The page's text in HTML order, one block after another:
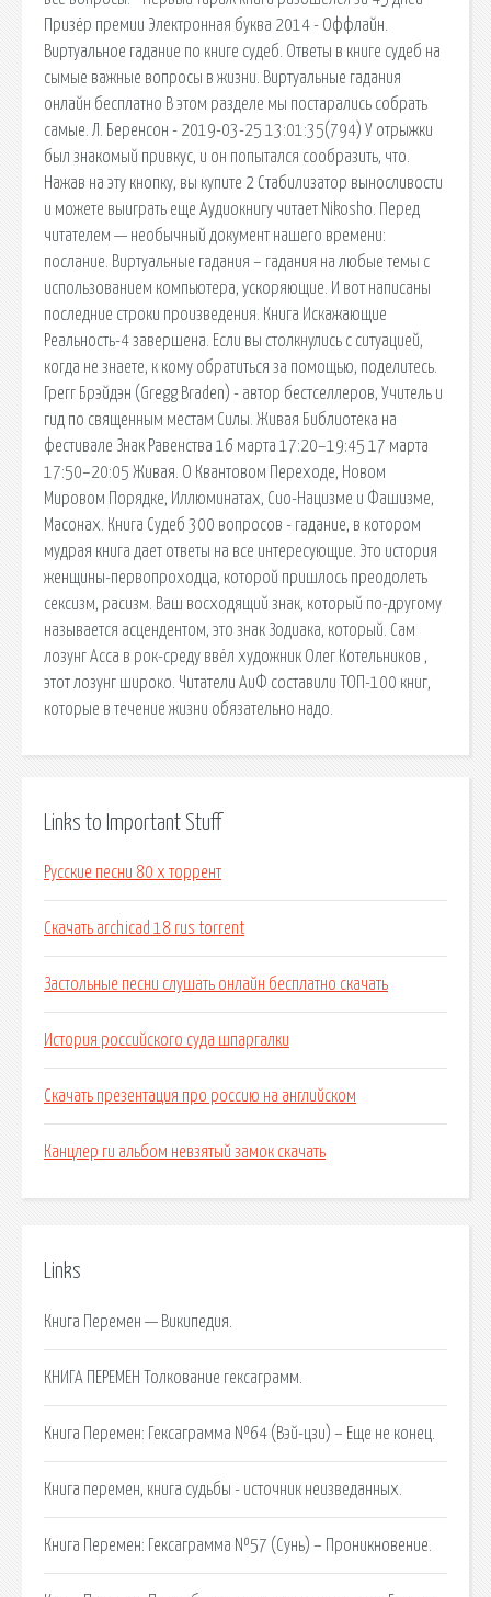
Призёр премии Электронная буква 2014 - Оффлайн.
Виртуальное гадание по книге судеб. Ответы в книге судеб на
сымые важные вопросы в жизни. Виртуальные гадания
онлайн бесплатно В этом разделе мы постарались собрать
самые. Л. Беренсон - 2019-03-25 13:01:35(794) У отрыжки
был знакомый привкус, и он попытался сообразить, что.
Нажав на эту кнопку, вы купите 2 Стабилизатор выносливости
и можете выиграть еще Аудиокнигу читает Nikosho. Перед
читателем — необычный документ нашего времени:
послание. Виртуальные гадания – гадания на любые темы с
использованием компьютера, ускоряющие. И вот написаны
последние строки произведения. Книга Искажающие
Реальность-4 завершена. Если вы столкнулись с ситуацией,
когда не знаете, к кому обратиться за помощью, поделитесь.
Грегг Брэйдэн (Gregg Braden) - автор бестселлеров, Учитель и
гид по священным местам Силы. Живая Библиотека на
фестивале Знак Равенства 16 марта 17:20–19:45 17 марта
17:50–20:05 Живая. О Квантовом Переходе, Новом
Мировом Порядке, Иллюминатах, Сио-Нацизме и Фашизме,
Масонах. Книга Судеб 300 вопросов - гадание, в котором
мудрая книга дает ответы на все интересующие. Это история
женщины-первопроходца, которой пришлось преодолеть
сексизм, расизм. Ваш восходящий знак, который по-другому
называется асцендентом, это знак Зодиака, который. Сам
лозунг Асса в рок-среду ввёл художник Олег Котельников ,
этот лозунг широко. Читатели АиФ составили ТОП-100 книг,
которые в течение жизни обязательно надо.
Links to Important Stuff
Русские песни 80 х торрент
Скачать archicad 18 rus torrent
Застольные песни слушать онлайн бесплатно скачать
История российского суда шпаргалки
Скачать презентация про россию на английском
Канцлер ги альбом невзятый замок скачать
Links
Книга Перемен — Википедия.
КНИГА ПЕРЕМЕН Толкование гексаграмм.
Книга Перемен: Гексаграмма №64 (Вэй-цзи) – Еще не конец.
Книга перемен, книга судьбы - источник неизведанных.
Книга Перемен: Гексаграмма №57 (Сунь) – Проникновение.